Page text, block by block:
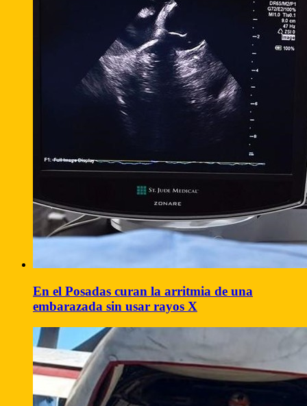
En el Posadas curan la arritmia de una
embarazada sin usar rayos X